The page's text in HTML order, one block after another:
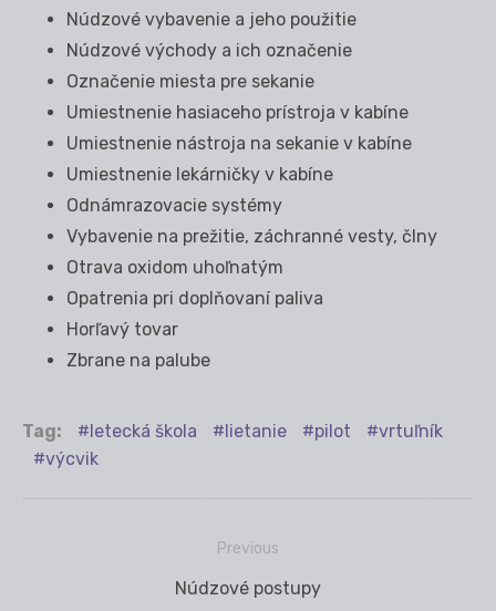
Núdzové vybavenie a jeho použitie
Núdzové východy a ich označenie
Označenie miesta pre sekanie
Umiestnenie hasiaceho prístroja v kabíne
Umiestnenie nástroja na sekanie v kabíne
Umiestnenie lekárničky v kabíne
Odnámrazovacie systémy
Vybavenie na prežitie, záchranné vesty, člny
Otrava oxidom uhoľnatým
Opatrenia pri doplňovaní paliva
Horľavý tovar
Zbrane na palube
Tag: letecká škola lietanie pilot
vrtuľník
výcvik
Previous
Previous
Núdzové postupy